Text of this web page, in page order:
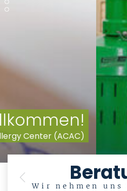
Wir nehmen
Previous